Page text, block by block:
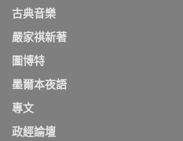
古典音樂
嚴家祺新著
圖博特
墨爾本夜語
專文
政經論壇